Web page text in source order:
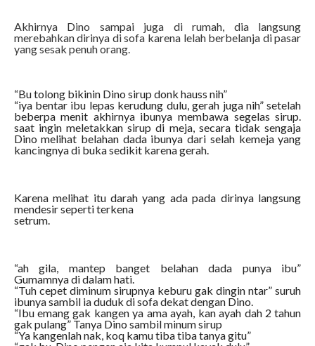
Akhirnya Dino sampai juga di rumah, dia langsung
merebahkan dirinya di sofa karena lelah berbelanja di pasar
yang sesak penuh orang.
“Bu tolong bikinin Dino sirup donk hauss nih”
“iya bentar ibu lepas kerudung dulu, gerah juga nih” setelah
beberpa menit akhirnya ibunya membawa segelas sirup.
saat ingin meletakkan sirup di meja, secara tidak sengaja
Dino melihat belahan dada ibunya dari selah kemeja yang
kancingnya di buka sedikit karena gerah.
Karena melihat itu darah yang ada pada dirinya langsung
mendesir seperti terkena
setrum.
“ah gila, mantep banget belahan dada punya ibu”
Gumamnya di dalam hati.
“Tuh cepet diminum sirupnya keburu gak dingin ntar” suruh
ibunya sambil ia duduk di sofa dekat dengan Dino.
“Ibu emang gak kangen ya ama ayah, kan ayah dah 2 tahun
gak pulang” Tanya Dino sambil minum sirup
“Ya kangenlah nak, koq kamu tiba tiba tanya gitu”